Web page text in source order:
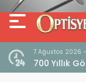
7 Ağustos 2026 -
700 Yıllık